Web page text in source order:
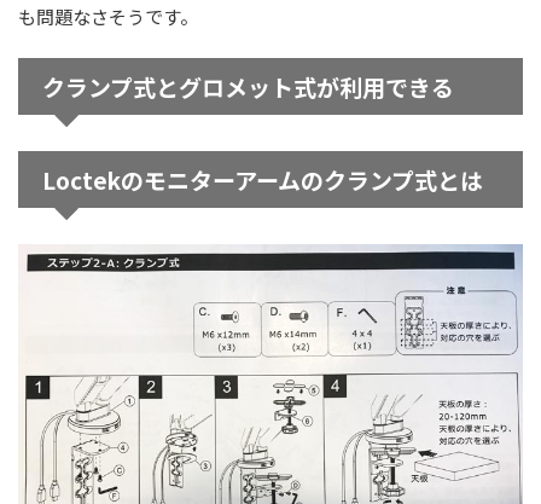
も問題なさそうです。
クランプ式とグロメット式が利用できる
Loctekのモニターアームのクランプ式とは